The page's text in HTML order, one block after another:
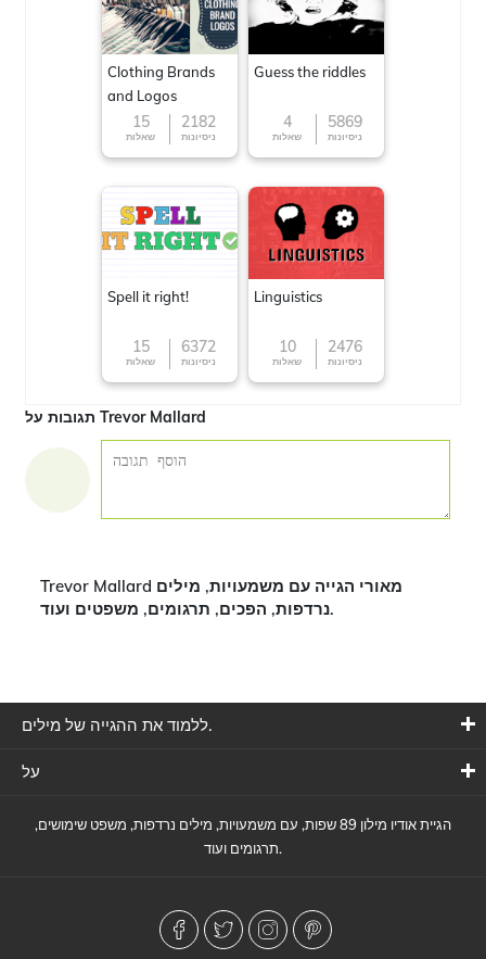
Clothing Brands
and Logos
15
שאלות
2182
ניסיונות
Guess the riddles
4
שאלות
5869
ניסיונות
Spell it right!
15
שאלות
6372
ניסיונות
Linguistics
10
שאלות
2476
ניסיונות
תגובות על Trevor Mallard
Trevor Mallard מאורי הגייה עם משמעויות, מילים
נרדפות, הפכים, תרגומים, משפטים ועוד.
ללמוד את ההגייה של מילים.
על
הגיית אודיו מילון 89 שפות, עם משמעויות, מילים נרדפות, משפט שימושים,
תרגומים ועוד.